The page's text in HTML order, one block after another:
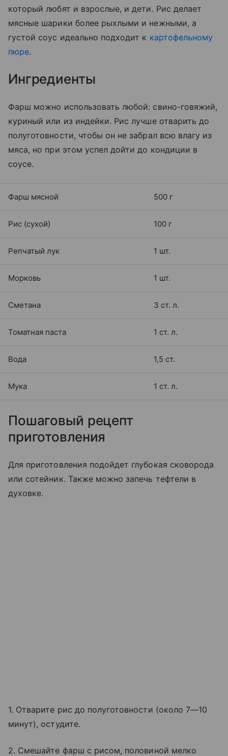
который любят и взрослые, и дети. Рис делает
мясные шарики более рыхлыми и нежными, а
густой соус идеально подходит к картофельному
пюре.
Ингредиенты
Фарш можно использовать любой: свино-говяжий,
куриный или из индейки. Рис лучше отварить до
полуготовности, чтобы он не забрал всю влагу из
мяса, но при этом успел дойти до кондиции в
соусе.
Фарш мясной 500 г
Рис (сухой) 100 г
Репчатый лук 1 шт.
Морковь 1 шт.
Сметана 3 ст. л.
Томатная паста 1 ст. л.
Вода 1,5 ст.
Мука 1 ст. л.
Пошаговый рецепт
приготовления
Для приготовления подойдет глубокая сковорода
или сотейник. Также можно запечь тефтели в
духовке.
1. Отварите рис до полуготовности (около 7—10
минут), остудите.
2. Смешайте фарш с рисом, половиной мелко